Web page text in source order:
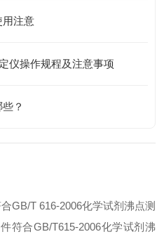
用注意
仪操作规程及注意事项
？
GB/T 616-2006化学试剂沸点测
符合GB/T615-2006化学试剂沸